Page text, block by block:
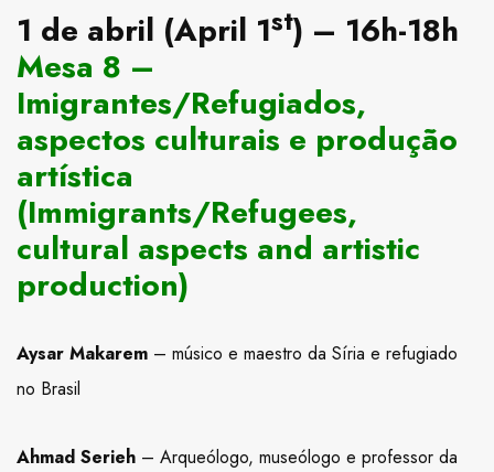
1 de abril (April 1st) – 16h-18h
Mesa 8 –
Imigrantes/Refugiados,
aspectos culturais e produção
artística
(Immigrants/Refugees,
cultural aspects and artistic
production)
Aysar Makarem – músico e maestro da Síria e refugiado
no Brasil
Ahmad Serieh – Arqueólogo, museólogo e professor da